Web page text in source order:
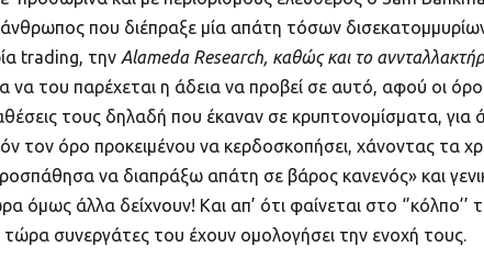
που διέπραξε μία απάτη τόσων
trading, την Alameda Research, καθώς και το
να του παρέχεται η άδεια να προβεί σε αυτό, αφού οι
τους δηλαδή που έκαναν σε κρυπτονομίσματα,
τον όρο προκειμένου να κερδοσκοπήσει, χάνοντας τα
να διαπράξω απάτη σε βάρος κανενός» και
όμως άλλα δείχνουν! Και απ’ ότι φαίνεται στο
συνεργάτες του έχουν ομολογήσει την ενοχή τους.